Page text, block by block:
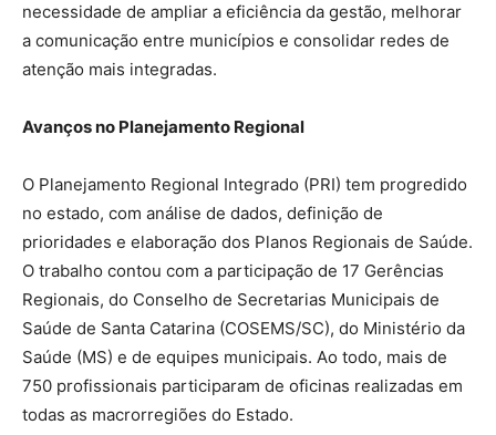
necessidade de ampliar a eficiência da gestão, melhorar
a comunicação entre municípios e consolidar redes de
atenção mais integradas.
Avanços no Planejamento Regional
O Planejamento Regional Integrado (PRI) tem progredido
no estado, com análise de dados, definição de
prioridades e elaboração dos Planos Regionais de Saúde.
O trabalho contou com a participação de 17 Gerências
Regionais, do Conselho de Secretarias Municipais de
Saúde de Santa Catarina (COSEMS/SC), do Ministério da
Saúde (MS) e de equipes municipais. Ao todo, mais de
750 profissionais participaram de oficinas realizadas em
todas as macrorregiões do Estado.